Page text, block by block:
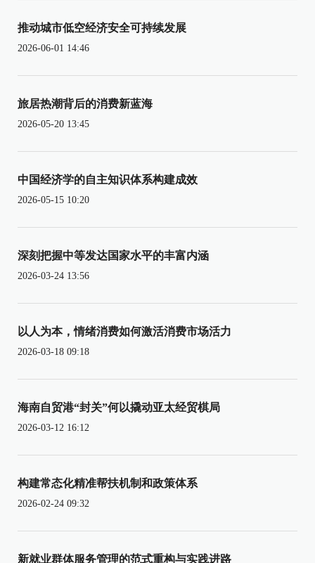
推动城市低空经济安全可持续发展
2026-06-01 14:46
旅居热潮背后的消费新蓝海
2026-05-20 13:45
中国经济学的自主知识体系构建成效
2026-05-15 10:20
深刻把握中等发达国家水平的丰富内涵
2026-03-24 13:56
以人为本，情绪消费如何激活消费市场活力
2026-03-18 09:18
海南自贸港“封关”何以撬动亚太经贸棋局
2026-03-12 16:12
构建常态化精准帮扶机制和政策体系
2026-02-24 09:32
新就业群体服务管理的范式重构与实践进路